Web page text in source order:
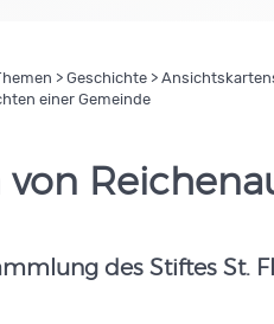
> Geschichte>
einer Gemeinde
des Stiftes St.